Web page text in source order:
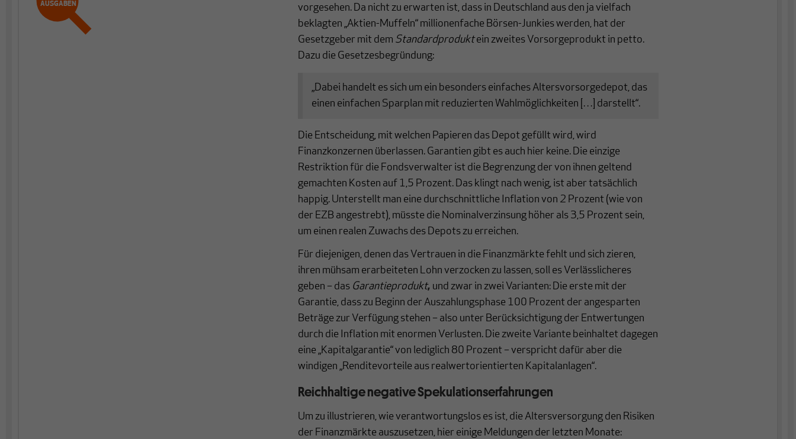
AUSGABEN
vorgesehen. Da nicht zu erwarten ist, dass in Deutschland aus den ja vielfach
beklagten „Aktien-Muffeln“ millionenfache Börsen-Junkies werden, hat der
Gesetzgeber mit dem Standardproduktein zweites Vorsorgeprodukt in petto.
Dazu die Gesetzesbegründung:
„Dabei handelt es sich um ein besonders einfaches Altersvorsorgedepot, das
einen einfachen Sparplan mit reduzierten Wahlmöglichkeiten […] darstellt“.
Die Entscheidung, mit welchen Papieren das Depot gefüllt wird, wird
Finanzkonzernen überlassen. Garantien gibt es auch hier keine. Die einzige
Restriktion für die Fondsverwalter ist die Begrenzung der von ihnen geltend
gemachten Kosten auf 1,5 Prozent. Das klingt nach wenig, ist aber tatsächlich
happig. Unterstellt man eine durchschnittliche Inflation von 2 Prozent (wie von
der EZB angestrebt), müsste die Nominalverzinsung höher als 3,5 Prozent sein,
um einen realen Zuwachs des Depots zu erreichen.
Für diejenigen, denen das Vertrauen in die Finanzmärkte fehlt und sich zieren,
ihren mühsam erarbeiteten Lohn verzocken zu lassen, soll es Verlässlicheres
geben – das Garantieprodukt, und zwar in zwei Varianten: Die erste mit der
Garantie, dass zu Beginn der Auszahlungsphase 100 Prozent der angesparten
Beträge zur Verfügung stehen – also unter Berücksichtigung der Entwertungen
durch die Inflation mit enormen Verlusten. Die zweite Variante beinhaltet dagegen
eine „Kapitalgarantie“ von lediglich 80 Prozent – verspricht dafür aber die
windigen „Renditevorteile aus realwertorientierten Kapitalanlagen“.
Reichhaltige negative Spekulationserfahrungen
Um zu illustrieren, wie verantwortungslos es ist, die Altersversorgung den Risiken
der Finanzmärkte auszusetzen, hier einige Meldungen der letzten Monate: